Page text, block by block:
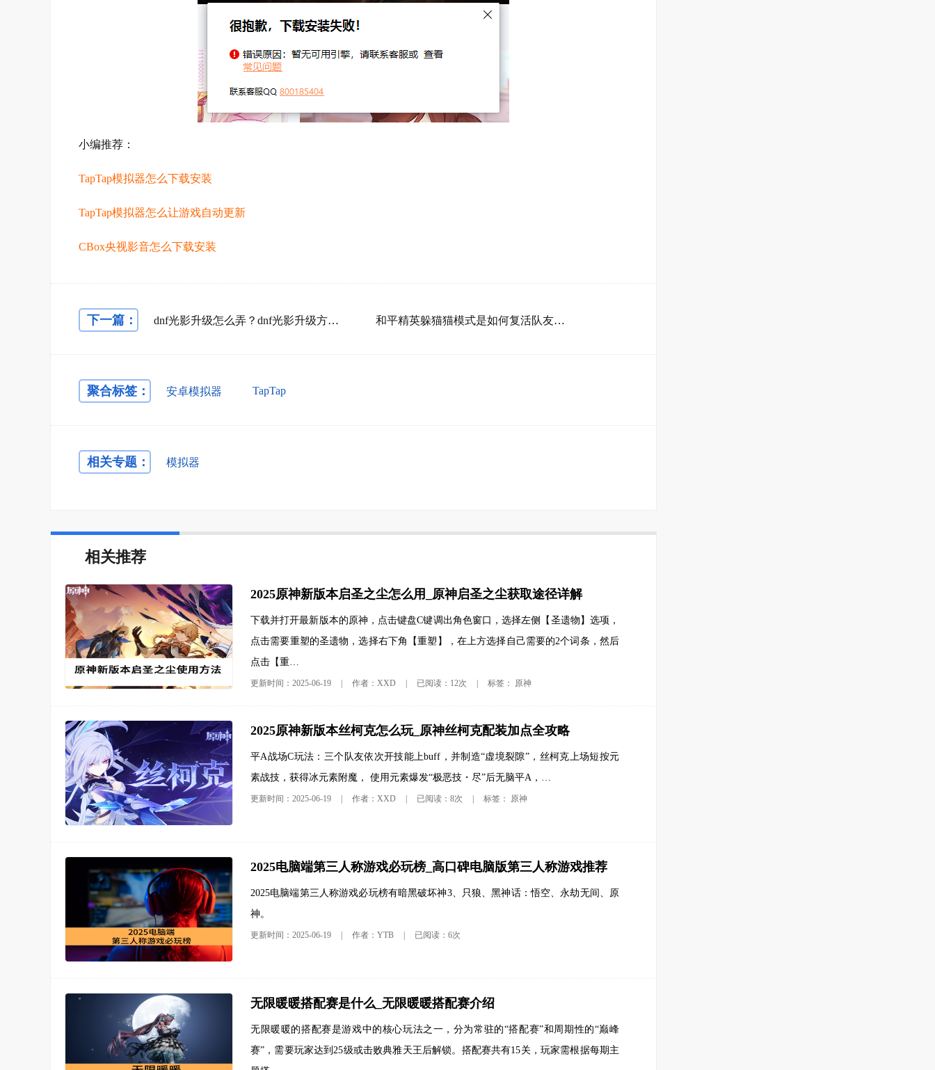
小编推荐：
TapTap模拟器怎么下载安装
TapTap模拟器怎么让游戏自动更新
CBox央视影音怎么下载安装
下一篇： dnf光影升级怎么弄？dnf光影升级方法介绍 和平精英躲猫猫模式是如何复活队友的？
聚合标签： 安卓模拟器 TapTap
相关专题： 模拟器
相关推荐
2025原神新版本启圣之尘怎么用_原神启圣之尘获取途径详解
下载并打开最新版本的原神，点击键盘C键调出角色窗口，选择左侧【圣遗物】选项，
点击需要重塑的圣遗物，选择右下角【重塑】，在上方选择自己需要的2个词条，然后
点击【重…
更新时间：2025-06-19 作者：XXD 已阅读：12次 标签： 原神
2025原神新版本丝柯克怎么玩_原神丝柯克配装加点全攻略
平A战场C玩法：三个队友依次开技能上buff，并制造“虚境裂隙”，丝柯克上场短按元
素战技，获得冰元素附魔， 使用元素爆发“极恶技・尽”后无脑平A，…
更新时间：2025-06-19 作者：XXD 已阅读：8次 标签： 原神
2025电脑端第三人称游戏必玩榜_高口碑电脑版第三人称游戏推荐
2025电脑端第三人称游戏必玩榜有暗黑破坏神3、只狼、黑神话：悟空、永劫无间、原
神。
更新时间：2025-06-19 作者：YTB 已阅读：6次
无限暖暖搭配赛是什么_无限暖暖搭配赛介绍
无限暖暖的搭配赛是游戏中的核心玩法之一，分为常驻的“搭配赛”和周期性的“巅峰
赛”，需要玩家达到25级或击败典雅天王后解锁。搭配赛共有15关，玩家需根据每期主